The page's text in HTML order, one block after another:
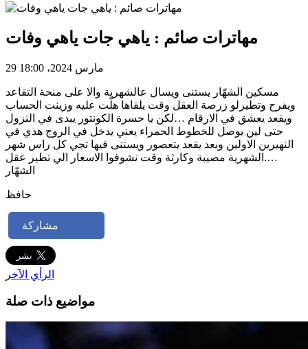
مهاترات صائم : ياهي جات ياهي وفات
29 مارس 2024، 18:00
مسكين الشهّار يستنى ويسال عالشهرية والا على منحة التقاعد
ويفرح وتطيرلو زرصة العقل وقت يلقاها هلّت عليه وزينت الحساب
ويقعد يعشق في الارقام …لكن يا حسرة الكونتور يبدى في النزول
حتى لين يوصل للخطوط الحمراء يعني يدخل في الروج هذي في
النهيرين الاولين وبعد يقعد يتعصور ويستنى فيها تجي كل راس شهر
….الشهرية مصيبة وكارثة وقت نشوفوا الاسعار الي تطير عقل
الشهّار
حافظ
مشاركة
الرأي الآخر
مواضيع ذات صلة